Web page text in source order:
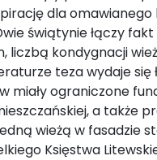
dla omawianego
świątynie łączy fakt
liczbą kondygnacji
teza wydaje się
miały ograniczone
a także
wieżą w fasadzie
Księstwa